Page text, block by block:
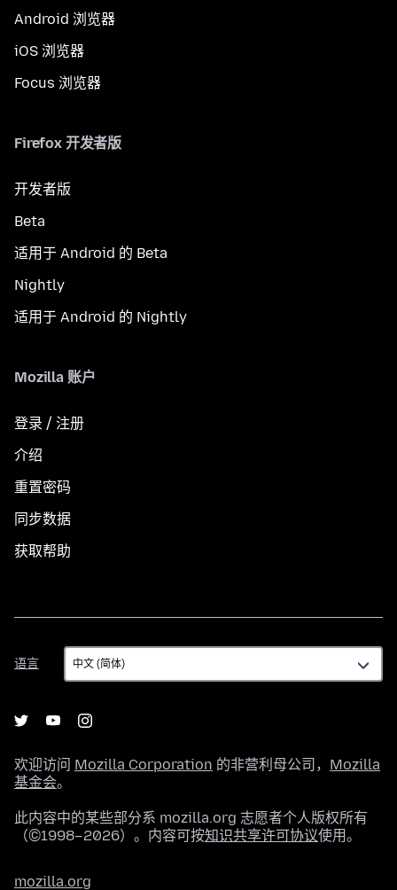
Android 浏览器
iOS 浏览器
Focus 浏览器
Firefox 开发者版
开发者版
Beta
适用于 Android 的 Beta
Nightly
适用于 Android 的 Nightly
Mozilla 账户
登录 / 注册
介绍
重置密码
同步数据
获取帮助
语言
语
言
欢迎访问 Mozilla Corporation 的非营利母公司， Mozilla
基金会。
此内容中的某些部分系 mozilla.org 志愿者个人版权所有
（©1998–2026）。内容可按知识共享许可协议使用。
mozilla.org